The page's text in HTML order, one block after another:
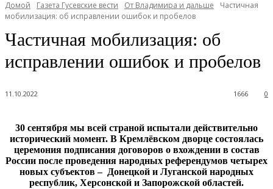
Домой Газета Гусевские вести От Владимира и дальше
Частичная
мобилизация: об исправлении ошибок и пробелов
Частичная мобилизация: об
исправлении ошибок и пробелов
11.10.2022 0
1666
30 сентября мы всей страной испытали действительно
исторический момент. В Кремлёвском дворце состоялась
церемония подписания договоров о вхождении в состав
России после проведения народных референдумов четырех
новых субъектов – Донецкой и Луганской народных
республик, Херсонской и Запорожской областей.